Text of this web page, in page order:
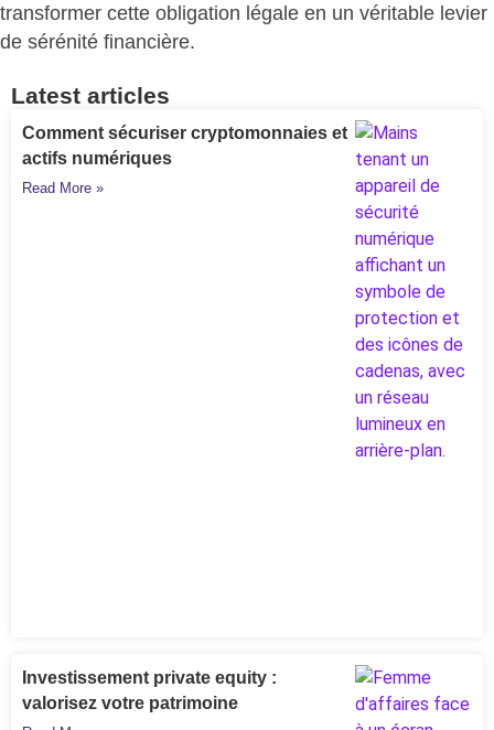
transformer cette obligation légale en un véritable levier
de sérénité financière.
Latest articles
Comment sécuriser cryptomonnaies et
actifs numériques
Read More »
Investissement private equity :
valorisez votre patrimoine